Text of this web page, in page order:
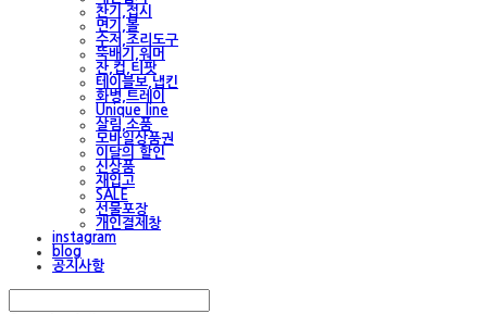
찬기,접시
면기,볼
수저,조리도구
뚝배기,워머
잔,컵,티팟
테이블보,냅킨
화병,트레이
Unique line
살림,소품
모바일상품권
이달의 할인
신상품
재입고
SALE
선물포장
개인결제창
instagram
blog
공지사항